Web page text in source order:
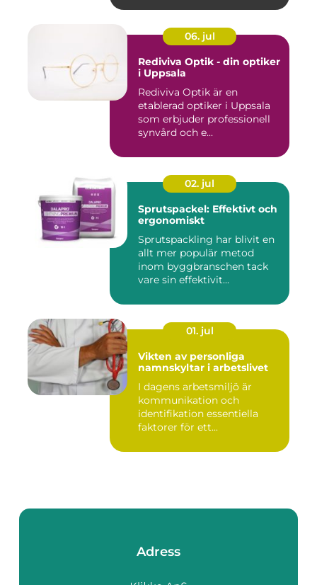
06. jul
Rediviva Optik - din optiker
i Uppsala
Rediviva Optik är en
etablerad optiker i Uppsala
som erbjuder professionell
synvård och e...
02. jul
Sprutspackel: Effektivt och
ergonomiskt
Sprutspackling har blivit en
allt mer populär metod
inom byggbranschen tack
vare sin effektivit...
01. jul
Vikten av personliga
namnskyltar i arbetslivet
I dagens arbetsmiljö är
kommunikation och
identifikation essentiella
faktorer för ett...
Adress